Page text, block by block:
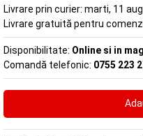
Livrare prin curier: marti, 11
Livrare gratuită pentru
Disponibilitate: Online si in
Comandă telefonic: 0755 223